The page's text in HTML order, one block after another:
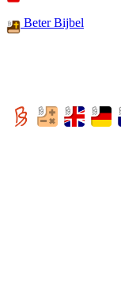
Beter Bijbel